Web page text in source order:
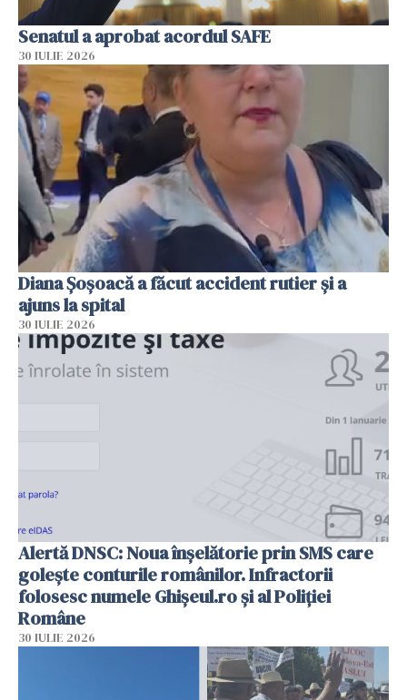
Senatul a aprobat acordul SAFE
30 IULIE 2026
Diana Șoșoacă a făcut accident rutier și a
ajuns la spital
30 IULIE 2026
Alertă DNSC: Noua înșelătorie prin SMS care
golește conturile românilor. Infractorii
folosesc numele Ghișeul.ro și al Poliției
Române
30 IULIE 2026